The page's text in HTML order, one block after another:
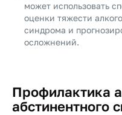
может использовать
оценки тяжести
синдрома и
осложнений.
Профилактика
абстинентного